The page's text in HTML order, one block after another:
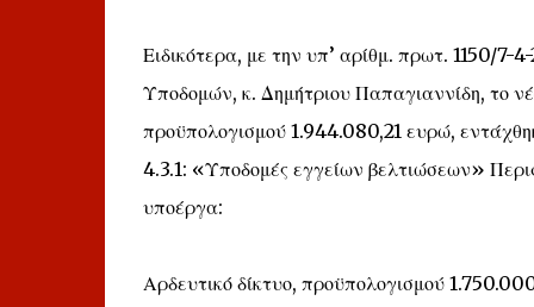
Ειδικότερα, με την υπ’ αρίθμ. πρωτ. 1150/
Υποδομών, κ. Δημήτριου Παπαγιαννίδη, το
προϋπολογισμού 1.944.080,21 ευρώ,
4.3.1: «Υποδομές εγγείων βελτιώσεων»
υποέργα:
Αρδευτικό δίκτυο, προϋπολογισμού